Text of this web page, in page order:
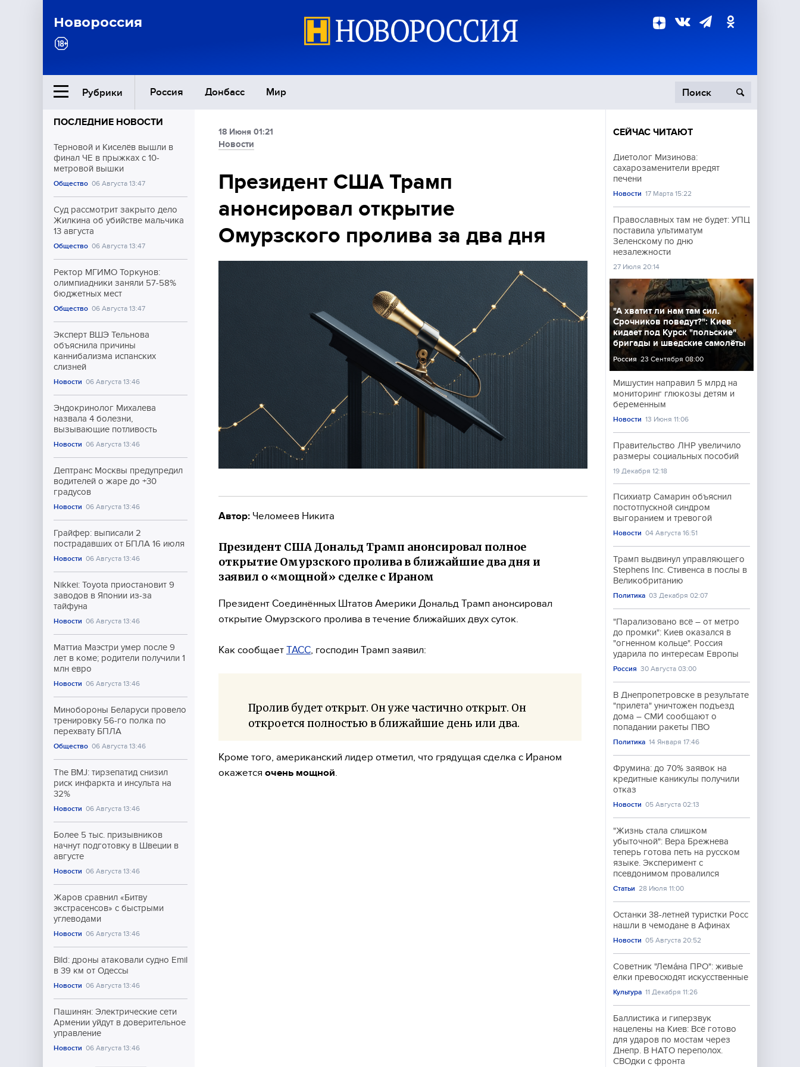
Новороссия
Рубрики Россия Донбасс Мир
Ближний Восток
Общество
Экономика
Происшествия
Культура
Спорт
ПОСЛЕДНИЕ НОВОСТИ
Терновой и Киселёв вышли в
финал ЧЕ в прыжках с 10-
метровой вышки
Общество 06 Августа 13:47
Суд рассмотрит закрыто дело
Жилкина об убийстве мальчика
13 августа
Общество 06 Августа 13:47
Ректор МГИМО Торкунов:
олимпиадники заняли 57-58%
бюджетных мест
Общество 06 Августа 13:47
Эксперт ВШЭ Тельнова
объяснила причины
каннибализма испанских
слизней
Новости 06 Августа 13:46
Эндокринолог Михалева
назвала 4 болезни,
вызывающие потливость
Новости 06 Августа 13:46
Дептранс Москвы предупредил
водителей о жаре до +30
градусов
Новости 06 Августа 13:46
Грайфер: выписали 2
пострадавших от БПЛА 16 июля
Новости 06 Августа 13:46
Nikkei: Toyota приостановит 9
заводов в Японии из-за
тайфуна
Новости 06 Августа 13:46
Маттиа Маэстри умер после 9
лет в коме; родители получили 1
млн евро
Новости 06 Августа 13:46
Минобороны Беларуси провело
тренировку 56-го полка по
перехвату БПЛА
Общество 06 Августа 13:46
The BMJ: тирзепатид снизил
риск инфаркта и инсульта на
32%
Новости 06 Августа 13:46
Более 5 тыс. призывников
начнут подготовку в Швеции в
августе
Новости 06 Августа 13:46
Жаров сравнил «Битву
экстрасенсов» с быстрыми
углеводами
Новости 06 Августа 13:46
Bild: дроны атаковали судно Emil
в 39 км от Одессы
Новости 06 Августа 13:46
Пашинян: Электрические сети
Армении уйдут в доверительное
управление
Новости 06 Августа 13:46
18 Июня 01:21
Новости
Президент США Трамп
анонсировал открытие
Омурзского пролива за два дня
Автор: Челомеев Никита
Президент США Дональд Трамп анонсировал полное
открытие Омурзского пролива в ближайшие два дня и
заявил о «мощной» сделке с Ираном
Президент Соединённых Штатов Америки Дональд Трамп анонсировал
открытие Омурзского пролива в течение ближайших двух суток.
Как сообщает ТАСС , господин Трамп заявил:
Пролив будет открыт. Он уже частично открыт. Он
откроется полностью в ближайшие день или два.
Кроме того, американский лидер отметил, что грядущая сделка с Ираном
окажется очень мощной
СЕЙЧАС ЧИТАЮТ
Диетолог Мизинова:
сахарозаменители вредят
печени
Новости 17 Марта 15:22
Православных там не будет: УПЦ
поставила ультиматум
Зеленскому по дню
незалежности
27 Июля 20:14
"А хватит ли нам там сил.
Срочников поведут?": Киев
кидает под Курск "польские"
бригады и шведские самолёты
Россия 23 Сентября 08:00
Мишустин направил 5 млрд на
мониторинг глюкозы детям и
беременным
Новости 13 Июня 11:06
Правительство ЛНР увеличило
размеры социальных пособий
19 Декабря 12:18
Психиатр Самарин объяснил
постотпускной синдром
выгоранием и тревогой
Новости 04 Августа 16:51
Трамп выдвинул управляющего
Stephens Inc. Стивенса в послы в
Великобританию
Политика 03 Декабря 02:07
"Парализовано всё – от метро
до промки": Киев оказался в
"огненном кольце". Россия
ударила по интересам Европы
Россия 30 Августа 03:00
В Днепропетровске в результате
"прилёта" уничтожен подъезд
дома – СМИ сообщают о
попадании ракеты ПВО
Политика 14 Января 17:46
Фрумина: до 70% заявок на
кредитные каникулы получили
отказ
Новости 05 Августа 02:13
"Жизнь стала слишком
убыточной": Вера Брежнева
теперь готова петь на русском
языке. Эксперимент с
псевдонимом провалился
Статьи 28 Июля 11:00
Останки 38-летней туристки Росс
нашли в чемодане в Афинах
Новости 05 Августа 20:52
Советник "Лема́на ПРО": живые
ёлки превосходят искусственные
Культура 11 Декабря 11:26
Баллистика и гиперзвук
нацелены на Киев: Всё готово
для ударов по мостам через
Днепр. В НАТО переполох.
СВОдки с фронта